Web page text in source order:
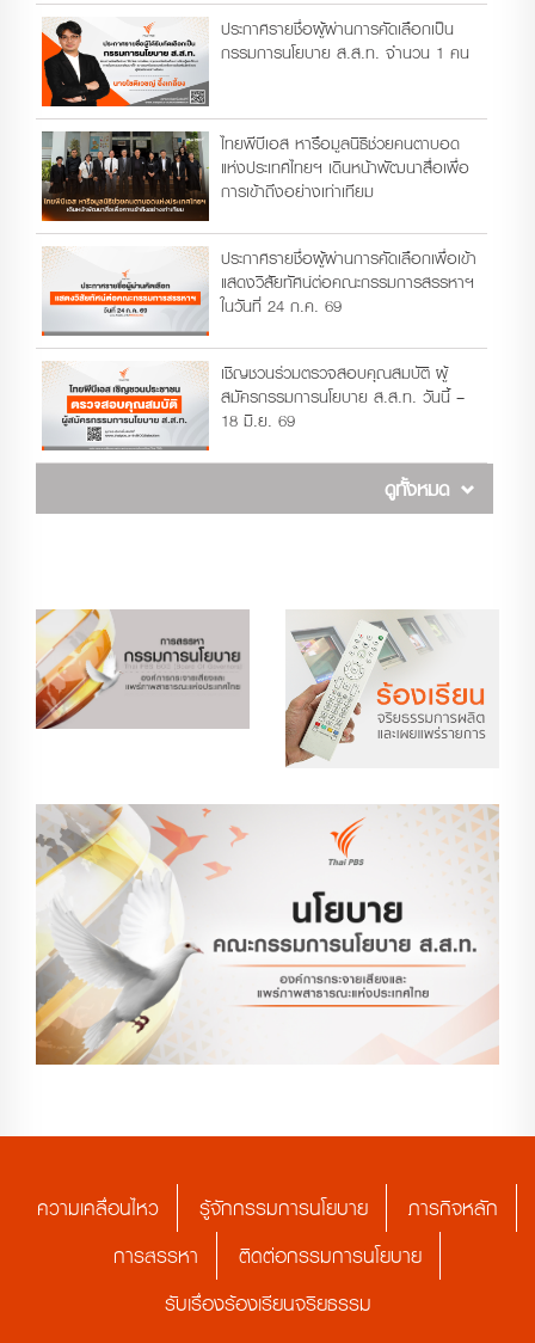
ประกาศรายชื่อผู้ผ่านการคัดเลือกเป็น
กรรมการนโยบาย ส.ส.ท. จำนวน 1 คน
ไทยพีบีเอส หารือมูลนิธิช่วยคนตาบอด
แห่งประเทศไทยฯ เดินหน้าพัฒนาสื่อเพื่อ
การเข้าถึงอย่างเท่าเทียม
ประกาศรายชื่อผู้ผ่านการคัดเลือกเพื่อเข้า
แสดงวิสัยทัศน์ต่อคณะกรรมการสรรหาฯ
ในวันที่ 24 ก.ค. 69
เชิญชวนร่วมตรวจสอบคุณสมบัติ ผู้
สมัครกรรมการนโยบาย ส.ส.ท. วันนี้ –
18 มิ.ย. 69
ดูทั้งหมด
ความเคลื่อนไหว รู้จักกรรมการนโยบาย
ภารกิจหลัก
การสรรหา
ติดต่อกรรมการนโยบาย
รับเรื่องร้องเรียนจริยธรรม